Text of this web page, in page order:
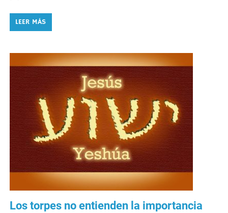
LEER MÁS
Los torpes no entienden la importancia